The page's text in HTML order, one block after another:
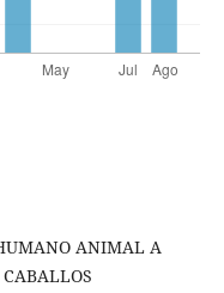
ANIMAL A